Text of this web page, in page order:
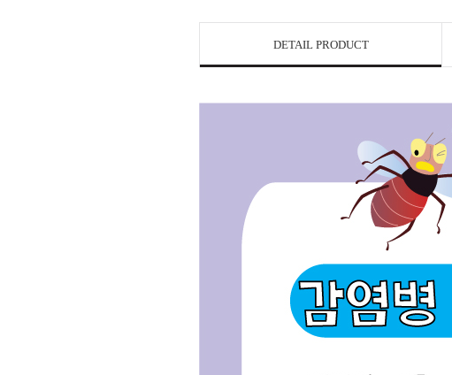
DETAIL PRODUCT